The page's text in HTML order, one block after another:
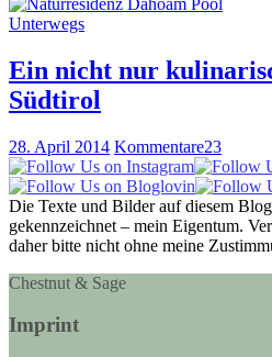
Unterwegs
Ein nicht nur
Südtirol
28. April 2014 Kommentare23
Die Texte und Bilder auf diesem
gekennzeichnet – mein Eigentum.
daher bitte nicht ohne meine
Chestnut & Sage
Imprint